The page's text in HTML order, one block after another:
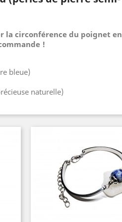
la circonférence du poignet en
!
bleue)
naturelle)